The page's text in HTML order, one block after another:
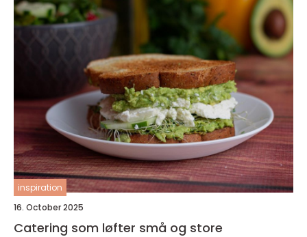
inspiration
16. October 2025
Catering som løfter små og store